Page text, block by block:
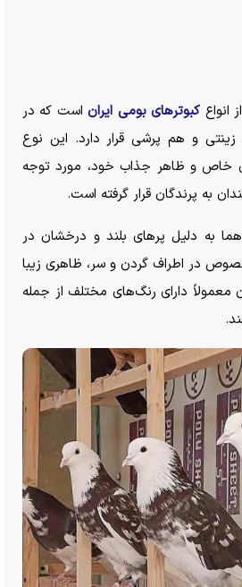
انواعکبوتر‌های بومی ایراناست که در
و هم پرشی قرار دارد. این نوع
خاص و ظاهر جذاب خود، مورد توجه
به پرندگان قرار گرفته است.
هما به دلیل پر‌های بلند و درخشان در
در اطراف گردن و سر، ظاهری زیبا
معمولاً دارای رنگ‌های مختلف از جمله